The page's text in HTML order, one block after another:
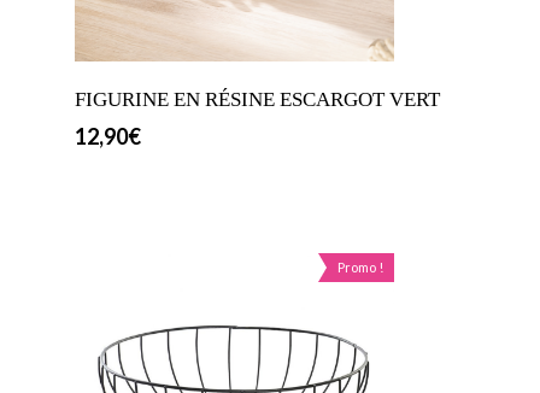
FIGURINE EN RÉSINE ESCARGOT VERT
12,90€
Promo !